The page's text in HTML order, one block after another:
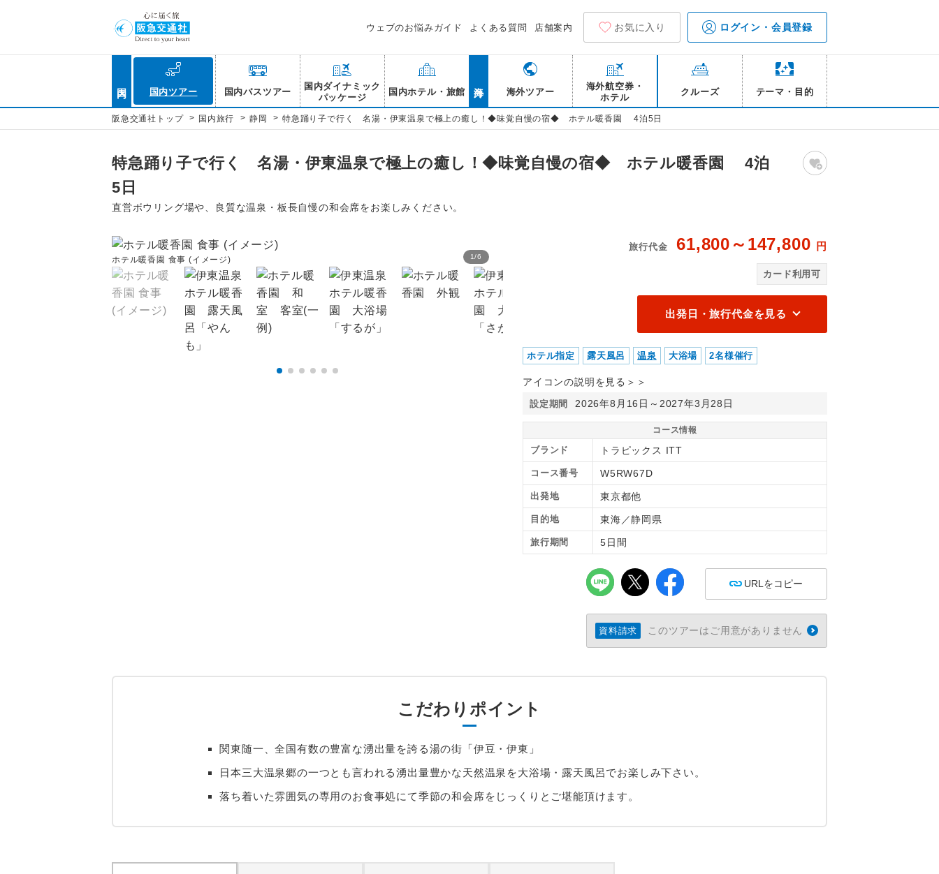
ウェブのお悩みガイド よくある質問 店舗案内 お気に入り ログイン・会員登録
国内ツアー 国内バスツアー
国内ダイナミック
パッケージ
国内ホテル・旅館 海外ツアー
海外航空券・
ホテル
クルーズ テーマ・目的
阪急交通社トップ > 国内旅行 > 静岡 > 特急踊り子で行く 名湯・伊東温泉で極上の癒し！◆味覚自慢の宿◆ ホテル暖香園 4泊5日
特急踊り子で行く 名湯・伊東温泉で極上の癒し！◆味覚自慢の宿◆ ホテル暖香園 4泊
5日
直営ボウリング場や、良質な温泉・板長自慢の和会席をお楽しみください。
1/6
ホテル暖香園 食事 (イメージ)
旅行代金 61,800～147,800 円
カード利用可
出発日・旅行代金を見る
ホテル指定 露天風呂 温泉 大浴場 2名様催行
アイコンの説明を見る＞＞
設定期間 2026年8月16日～2027年3月28日
コース情報
ブランド トラピックス ITT
コース番号 W5RW67D
出発地 東京都他
目的地 東海／静岡県
旅行期間 5日間
URLをコピー
資料請求 このツアーはご用意がありません
こだわりポイント
関東随一、全国有数の豊富な湧出量を誇る湯の街「伊豆・伊東」
日本三大温泉郷の一つとも言われる湧出量豊かな天然温泉を大浴場・露天風呂でお楽しみ下さい。
落ち着いた雰囲気の専用のお食事処にて季節の和会席をじっくりとご堪能頂けます。